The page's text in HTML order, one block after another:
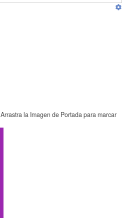
Arrastra la Imagen de Portada para marcar